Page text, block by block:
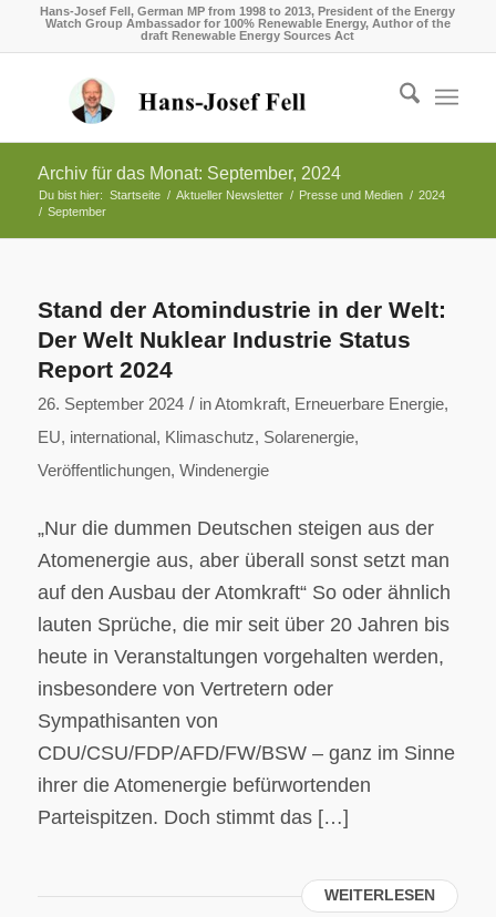
Hans-Josef Fell, German MP from 1998 to 2013, President of the Energy
Watch Group Ambassador for 100% Renewable Energy, Author of the
draft Renewable Energy Sources Act
Archiv für das Monat: September, 2024
Du bist hier: Startseite / Aktueller Newsletter / Presse und Medien / 2024
/ September
Stand der Atomindustrie in der Welt:
Der Welt Nuklear Industrie Status
Report 2024
26. September 2024 / inAtomkraft, Erneuerbare Energie,
EU, international , Klimaschutz, Solarenergie,
Veröffentlichungen, Windenergie
„Nur die dummen Deutschen steigen aus der
Atomenergie aus, aber überall sonst setzt man
auf den Ausbau der Atomkraft“ So oder ähnlich
lauten Sprüche, die mir seit über 20 Jahren bis
heute in Veranstaltungen vorgehalten werden,
insbesondere von Vertretern oder
Sympathisanten von
CDU/CSU/FDP/AFD/FW/BSW – ganz im Sinne
ihrer die Atomenergie befürwortenden
Parteispitzen. Doch stimmt das […]
WEITERLESEN